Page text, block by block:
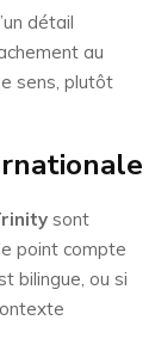
détail
au
sens, plutôt
sont
point compte
bilingue, ou si